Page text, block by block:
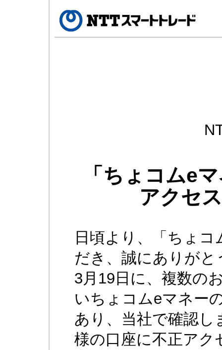
「ちょコムe
アクセ
日頃より、「ちょ
だき、誠にありが
3月19日に、複数の
いちょコムeマネー
あり、当社で確認
様の口座に不正アク